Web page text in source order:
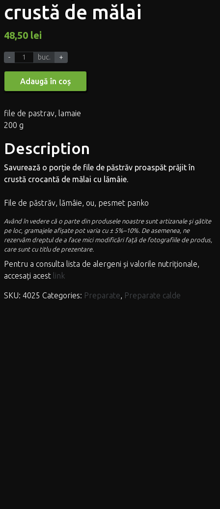
crustă de mălai
48,50 lei
- buc. +
Adaugă în coș
file de pastrav, lamaie
200 g
Description
Savurează o porție de file de păstrăv proaspăt prăjit în
crustă crocantă de mălai cu lămâie.
File de păstrăv, lămâie, ou, pesmet panko
Având în vedere că o parte din produsele noastre sunt artizanale şi gătite
pe loc, gramajele afișate pot varia cu ± 5%–10%. De asemenea, ne
rezervăm dreptul de a face mici modificări față de fotografiile de produs,
care sunt cu titlu de prezentare.
Pentru a consulta lista de alergeni și valorile nutriționale,
accesați acest link
SKU: 4025 Categories: Preparate, Preparate calde